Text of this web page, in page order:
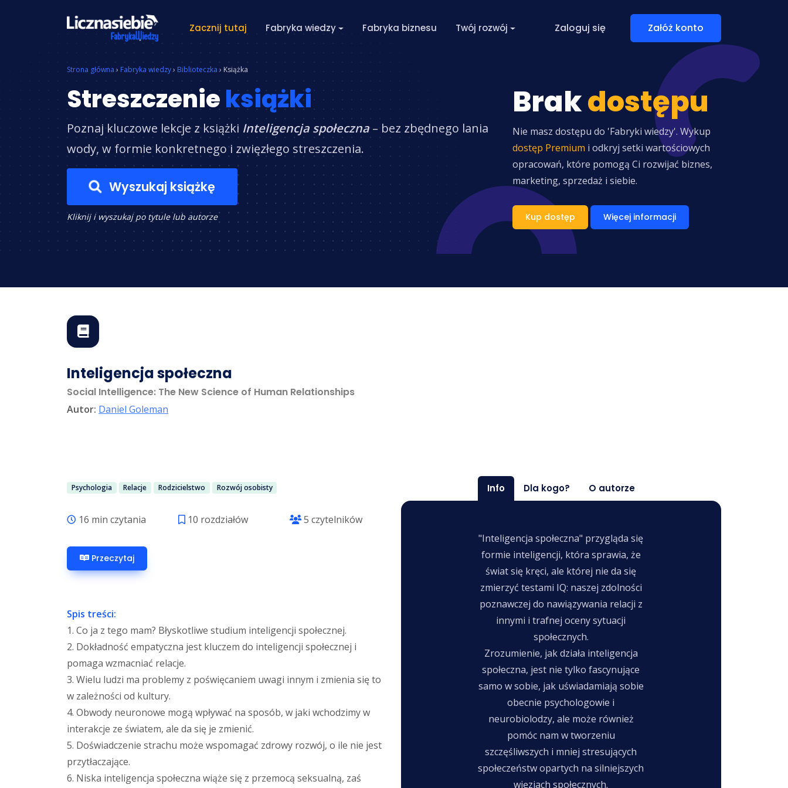
Zacznij tutaj Fabryka wiedzy Fabryka biznesu Twój rozwój Zaloguj się Załóż konto
Strona główna › Fabryka wiedzy› Biblioteczka › Książka
Streszczenieksiążki
Poznaj kluczowe lekcje z książki Inteligencja społeczna – bez zbędnego lania
wody, w formie konkretnego i zwięzłego streszczenia.
Wyszukaj książkę
Kliknij i wyszukaj po tytule lub autorze
Brakdostępu
Nie masz dostępu do 'Fabryki wiedzy'. Wykup
dostęp Premium i odkryj setki wartościowych
opracowań, które pomogą Ci rozwijać biznes,
marketing, sprzedaż i siebie.
Kup dostęp Więcej informacji
Inteligencja społeczna
Social Intelligence: The New Science of Human Relationships
Autor: Daniel Goleman
Psychologia Relacje Rodzicielstwo Rozwój osobisty
16 min czytania 10 rozdziałów 5 czytelników
Przeczytaj
Spis treści:
1. Co ja z tego mam? Błyskotliwe studium inteligencji społecznej.
2. Dokładność empatyczna jest kluczem do inteligencji społecznej i
pomaga wzmacniać relacje.
3. Wielu ludzi ma problemy z poświęcaniem uwagi innym i zmienia się to
w zależności od kultury.
4. Obwody neuronowe mogą wpływać na sposób, w jaki wchodzimy w
interakcje ze światem, ale da się je zmienić.
5. Doświadczenie strachu może wspomagać zdrowy rozwój, o ile nie jest
przytłaczające.
6. Niska inteligencja społeczna wiąże się z przemocą seksualną, zaś
Info Dla kogo? O autorze
"Inteligencja społeczna" przygląda się
formie inteligencji, która sprawia, że
świat się kręci, ale której nie da się
zmierzyć testami IQ: naszej zdolności
poznawczej do nawiązywania relacji z
innymi i trafnej oceny sytuacji
społecznych.
Zrozumienie, jak działa inteligencja
społeczna, jest nie tylko fascynujące
samo w sobie, jak uświadamiają sobie
obecnie psychologowie i
neurobiolodzy, ale może również
pomóc nam w tworzeniu
szczęśliwszych i mniej stresujących
społeczeństw opartych na silniejszych
więziach społecznych.
Znajdź książkę